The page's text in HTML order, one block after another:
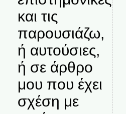
και τις
παρουσιάζω,
ή αυτούσιες,
ή σε άρθρο
μου που έχει
σχέση με